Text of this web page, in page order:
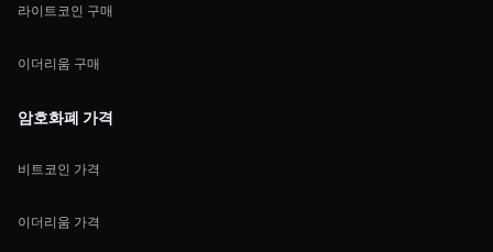
라이트코인 구매
이더리움 구매
암호화폐 가격
비트코인 가격
이더리움 가격